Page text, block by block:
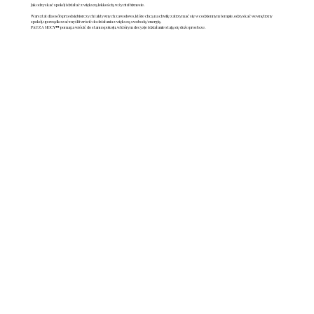
Jak odzyskać spokój i działać z większą lekkością w życiu i biznesie.
Warsztat dla osób przedsiębiorczych i aktywnych zawodowo, które chcą na chwilę zatrzymać się w codziennym tempie, odzyskać wewnętrzny
spokój, uporządkować myśli i wrócić do działania z większą swobodą/energią.
PAUZA MOCY™ pomaga wrócić do stanu spokoju, w którym decyzje i działanie stają się dużo prostsze.